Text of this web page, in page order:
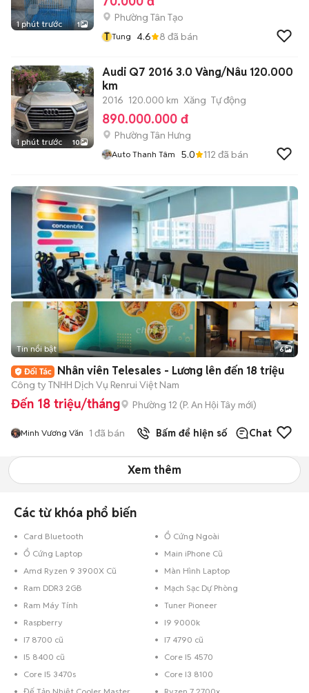
1 phút trước 1
Phường Tân Tạo
T Tung 4.6 8 đã bán
1 phút trước 10
Audi Q7 2016 3.0 Vàng/Nâu 120.000
km
2016 120.000 km Xăng Tự động
890.000.000 đ
Phường Tân Hưng
Auto Thanh Tâm 5.0 112 đã bán
+2
Tin nổi bật 6
Nhân viên Telesales - Lương lên đến 18 triệu
Công ty TNHH Dịch Vụ Renrui Việt Nam
Đến 18 triệu/tháng Phường 12 (P. An Hội Tây mới)
Minh Vương Văn 1 đã bán Bấm để hiện số Chat
Xem thêm
Các từ khóa phổ biến
Card Bluetooth
Ổ Cứng Ngoài
Ổ Cứng Laptop
Main iPhone Cũ
Amd Ryzen 9 3900X Cũ
Màn Hình Laptop
Ram DDR3 2GB
Mạch Sạc Dự Phòng
Ram Máy Tính
Tuner Pioneer
Raspberry
I9 9000k
I7 8700 cũ
I7 4790 cũ
I5 8400 cũ
Core I5 4570
Core I5 3470s
Core I3 8100